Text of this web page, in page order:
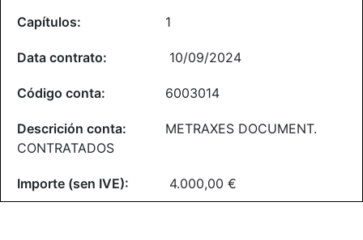
1
10/09/2024
6003014
METRAXES DOCUMENT.
CONTRATADOS
4.000,00 €